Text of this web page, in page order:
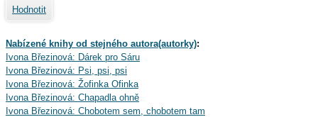
Hodnotit
Nabízené knihy od stejného autora(autorky):
Ivona Březinová: Dárek pro Sáru
Ivona Březinová: Psi, psi, psi
Ivona Březinová: Žofinka Ofinka
Ivona Březinová: Chapadla ohně
Ivona Březinová: Chobotem sem, chobotem tam